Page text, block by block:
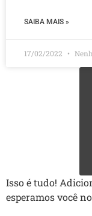
SAIBA MAIS »
17/02/2022
Isso é tudo!
esperamos você